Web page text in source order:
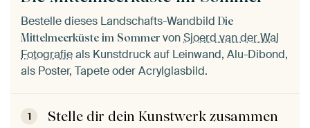
Bestelle dieses Landschafts-Wandbild Die
Mittelmeerküste im Sommer vonSjoerd van der Wal
Fotografieals Kunstdruck auf Leinwand, Alu-Dibond,
als Poster, Tapete oder Acrylglasbild.
1 Stelle dir dein Kunstwerk zusammen